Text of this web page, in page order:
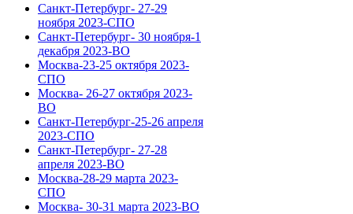
Санкт-Петербург- 27-29
ноября 2023-СПО
Санкт-Петербург- 30 ноября-1
декабря 2023-ВО
Москва-23-25 октября 2023-
СПО
Москва- 26-27 октября 2023-
ВО
Санкт-Петербург-25-26 апреля
2023-СПО
Санкт-Петербург- 27-28
апреля 2023-ВО
Москва-28-29 марта 2023-
СПО
Москва- 30-31 марта 2023-ВО